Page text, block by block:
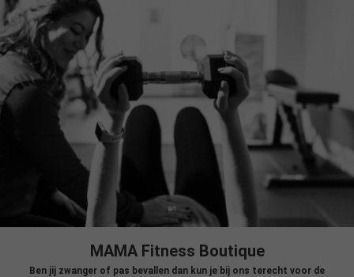
MAMA Fitness Boutique
Ben jij zwanger of pas bevallen dan kun je bij ons terecht voor de